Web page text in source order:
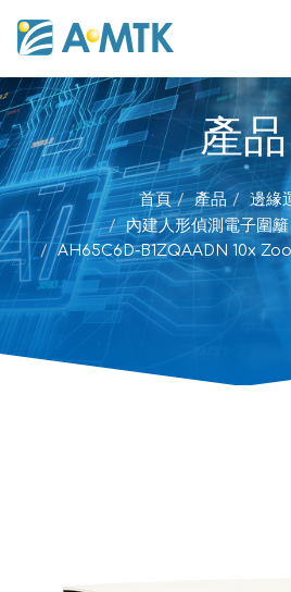
產品
首頁 產品
邊緣
內建人形偵測電子圍
AH65C6D-B1ZQAADN 10x